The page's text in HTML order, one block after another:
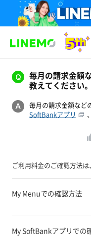
毎月の請求金額
教えてください。
毎月の請求金額など
SoftBankアプリ
、
ご利用料金のご確認方法は
My Menuでの確認方法
My SoftBankアプリでの